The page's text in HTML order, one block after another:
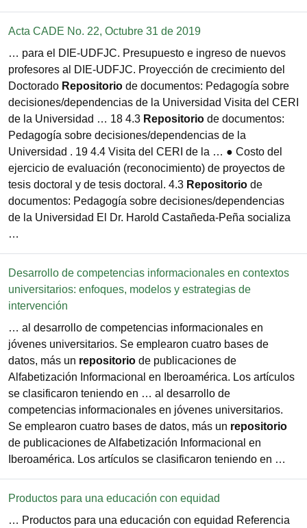
Acta CADE No. 22, Octubre 31 de 2019
… para el DIE-UDFJC. Presupuesto e ingreso de nuevos
profesores al DIE-UDFJC. Proyección de crecimiento del
Doctorado Repositorio de documentos: Pedagogía sobre
decisiones/dependencias de la Universidad Visita del CERI
de la Universidad … 18 4.3 Repositorio de documentos:
Pedagogía sobre decisiones/dependencias de la
Universidad . 19 4.4 Visita del CERI de la … ● Costo del
ejercicio de evaluación (reconocimiento) de proyectos de
tesis doctoral y de tesis doctoral. 4.3 Repositorio de
documentos: Pedagogía sobre decisiones/dependencias
de la Universidad El Dr. Harold Castañeda-Peña socializa
…
Desarrollo de competencias informacionales en contextos
universitarios: enfoques, modelos y estrategias de
intervención
… al desarrollo de competencias informacionales en
jóvenes universitarios. Se emplearon cuatro bases de
datos, más un repositorio de publicaciones de
Alfabetización Informacional en Iberoamérica. Los artículos
se clasificaron teniendo en … al desarrollo de
competencias informacionales en jóvenes universitarios.
Se emplearon cuatro bases de datos, más un repositorio
de publicaciones de Alfabetización Informacional en
Iberoamérica. Los artículos se clasificaron teniendo en …
Productos para una educación con equidad
… Productos para una educación con equidad Referencia